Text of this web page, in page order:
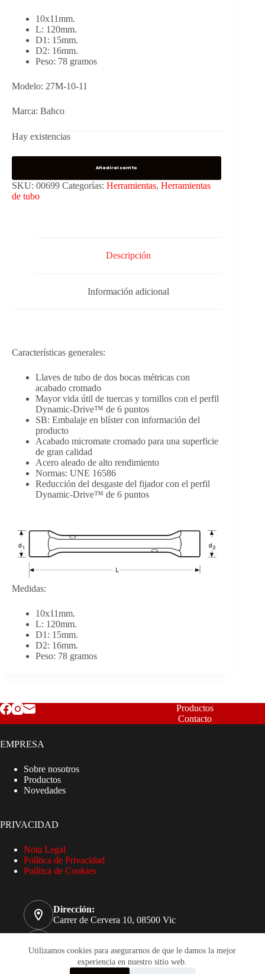
Utilizamos cookies para asegurarnos de que le damos la mejor
experiencia en nuestro sitio web.
10x11mm.
L: 120mm.
D1: 15mm.
D2: 16mm.
Peso: 78 gramos
Modelo: 27M-10-11
Marca: Bahco
Hay existencias
Añadir al carrito
SKU: 00699 Categorías: Herramientas, Herramientas
de tubo
Descripción
Información adicional
Características generales:
Llaves de tubo de dos bocas métricas con
acabado cromado
Mayor vida útil de tuercas y tornillos con el perfil
Dynamic-Drive™ de 6 puntos
SB: Embalaje en blíster con información del
producto
Acabado micromate cromado para una superficie
de gran calidad
Acero aleado de alto rendimiento
Normas: UNE 16586
Reducción del desgaste del fijador con el perfil
Dynamic-Drive™ de 6 puntos
Medidas:
10x11mm.
L: 120mm.
D1: 15mm.
D2: 16mm.
Peso: 78 gramos
Productos
Contacto
EMPRESA
Sobre nosotros
Productos
Novedades
PRIVACIDAD
Nota Legal
Política de Privacidad
Política de Cookies
Dirección:
Carrer de Cervera 10, 08500 Vic
93 885 32 51
Correo electrónico